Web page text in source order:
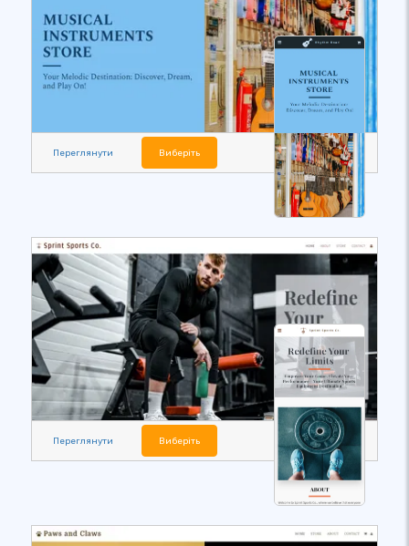
Переглянути Виберіть
Переглянути Виберіть